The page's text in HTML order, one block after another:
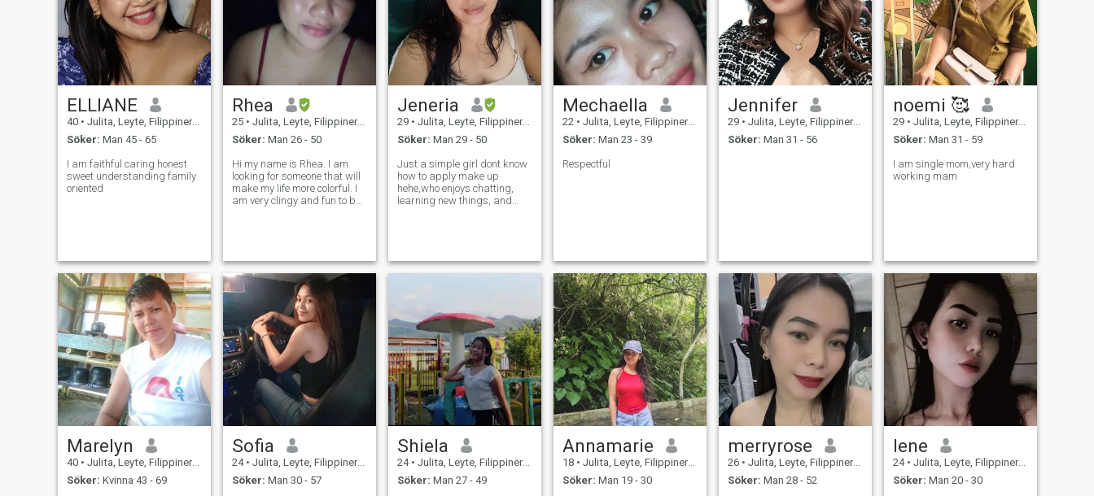
ELLIANE
40 • Julita, Leyte, Filippinerna
Söker: Man 45 - 65
I am faithful caring honest
sweet understanding family
oriented
Rhea
25 • Julita, Leyte, Filippinerna
Söker: Man 26 - 50
Hi my name is Rhea. I am
looking for someone that will
make my life more colorful. I
am very clingy and fun to be
Jeneria
29 • Julita, Leyte, Filippinerna
Söker: Man 29 - 50
Just a simple girl dont know
how to apply make up
hehe,who enjoys chatting,
learning new things, and
Mechaella
22 • Julita, Leyte, Filippinerna
Söker: Man 23 - 39
Respectful
Jennifer
29 • Julita, Leyte, Filippinerna
Söker: Man 31 - 56
noemi 🥰
29 • Julita, Leyte, Filippinerna
Söker: Man 31 - 59
I am single mom,very hard
working mam
Marelyn
40 • Julita, Leyte, Filippinerna
Söker: Kvinna 43 - 69
Sofia
24 • Julita, Leyte, Filippinerna
Söker: Man 30 - 57
Shiela
24 • Julita, Leyte, Filippinerna
Söker: Man 27 - 49
Annamarie
18 • Julita, Leyte, Filippinerna
Söker: Man 19 - 30
merryrose
26 • Julita, Leyte, Filippinerna
Söker: Man 28 - 52
lene
24 • Julita, Leyte, Filippinerna
Söker: Man 20 - 30